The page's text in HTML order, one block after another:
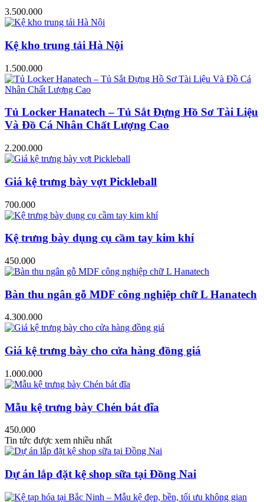
3.500.000
Kệ kho trung tải Hà Nội
1.500.000
Tủ Locker Hanatech – Tủ Sắt Đựng Hồ Sơ Tài Liệu
Và Đồ Cá Nhân Chất Lượng Cao
2.200.000
Giá kệ trưng bày vợt Pickleball
700.000
Kệ trưng bày dụng cụ cầm tay kim khí
450.000
Bàn thu ngân gỗ MDF công nghiệp chữ L Hanatech
4.300.000
Giá kệ trưng bày cho cửa hàng đồng giá
1.000.000
Mẫu kệ trưng bày Chén bát đĩa
450.000
Tin tức được xem nhiều nhất
Dự án lắp đặt kệ shop sữa tại Đồng Nai